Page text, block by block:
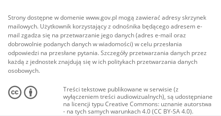
Strony dostępne w domenie www.gov.pl mogą zawierać adresy skrzynek
mailowych. Użytkownik korzystający z odnośnika będącego adresem e-
mail zgadza się na przetwarzanie jego danych (adres e-mail oraz
dobrowolnie podanych danych w wiadomości) w celu przesłania
odpowiedzi na przesłane pytania. Szczegóły przetwarzania danych przez
każdą z jednostek znajdują się w ich politykach przetwarzania danych
osobowych.
Treści tekstowe publikowane w serwisie (z
wyłączeniem treści audiowizualnych), są udostępniane
na licencji typu Creative Commons: uznanie autorstwa
- na tych samych warunkach 4.0 (CC BY-SA 4.0).